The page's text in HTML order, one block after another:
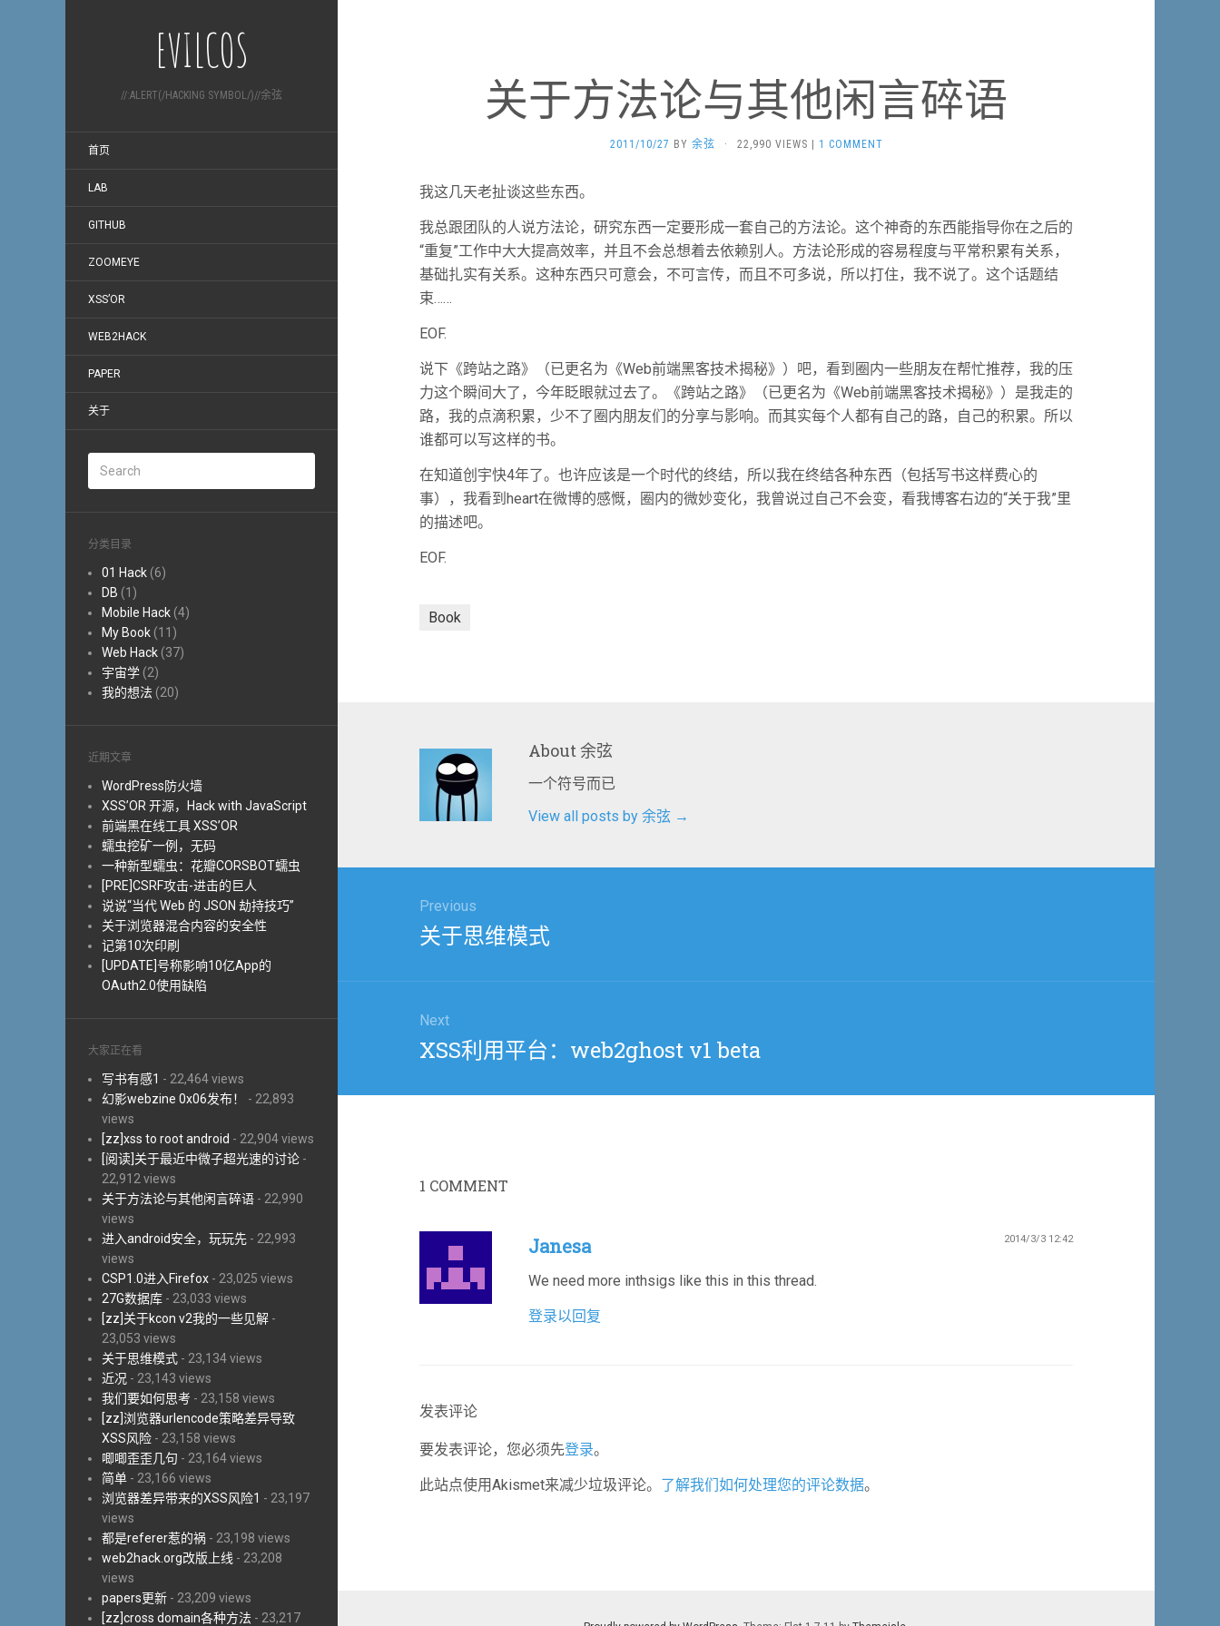
EVILCOS
//:ALERT(/HACKING SYMBOL/)//余弦
首页
LAB
GITHUB
ZOOMEYE
XSS’OR
WEB2HACK
PAPER
关于
分类目录
01 Hack (6)
DB (1)
Mobile Hack (4)
My Book (11)
Web Hack (37)
宇宙学 (2)
我的想法 (20)
近期文章
WordPress防火墙
XSS’OR 开源，Hack with JavaScript
前端黑在线工具 XSS’OR
蠕虫挖矿一例，无码
一种新型蠕虫：花瓣CORSBOT蠕虫
[PRE]CSRF攻击-进击的巨人
说说“当代 Web 的 JSON 劫持技巧”
关于浏览器混合内容的安全性
记第10次印刷
[UPDATE]号称影响10亿App的
OAuth2.0使用缺陷
大家正在看
写书有感1 - 22,464 views
幻影webzine 0x06发布！
- 22,893
views
[zz]xss to root android - 22,904 views
[阅读]关于最近中微子超光速的讨论 -
22,912 views
关于方法论与其他闲言碎语 - 22,990
views
进入android安全，玩玩先 - 22,993
views
CSP1.0进入Firefox - 23,025 views
27G数据库 - 23,033 views
[zz]关于kcon v2我的一些见解 -
23,053 views
关于思维模式 - 23,134 views
近况 - 23,143 views
我们要如何思考 - 23,158 views
[zz]浏览器urlencode策略差异导致
XSS风险 - 23,158 views
唧唧歪歪几句 - 23,164 views
简单 - 23,166 views
浏览器差异带来的XSS风险1 - 23,197
views
都是referer惹的祸 - 23,198 views
web2hack.org改版上线 - 23,208
views
papers更新 - 23,209 views
[zz]cross domain各种方法 - 23,217
关于方法论与其他闲言碎语
2011/10/27 BY 余弦 · 22,990 VIEWS 1 COMMENT
我这几天老扯谈这些东西。
我总跟团队的人说方法论，研究东西一定要形成一套自己的方法论。这个神奇的东西能指导你在之后的
“重复”工作中大大提高效率，并且不会总想着去依赖别人。方法论形成的容易程度与平常积累有关系，
基础扎实有关系。这种东西只可意会，不可言传，而且不可多说，所以打住，我不说了。这个话题结
束……
EOF.
说下《跨站之路》（已更名为《Web前端黑客技术揭秘》）吧，看到圈内一些朋友在帮忙推荐，我的压
力这个瞬间大了，今年眨眼就过去了。《跨站之路》（已更名为《Web前端黑客技术揭秘》）是我走的
路，我的点滴积累，少不了圈内朋友们的分享与影响。而其实每个人都有自己的路，自己的积累。所以
谁都可以写这样的书。
在知道创宇快4年了。也许应该是一个时代的终结，所以我在终结各种东西（包括写书这样费心的
事），我看到heart在微博的感慨，圈内的微妙变化，我曾说过自己不会变，看我博客右边的“关于我”里
的描述吧。
EOF.
Book
About余弦
一个符号而已
View all posts by 余弦 →
Previous
Previous
post:
关于思维模式
Next
Next
XSS利用平台：web2ghost v1 beta
1 COMMENT
Janesa 2014/3/3 12:42
We need more inthsigs like this in this thread.
登录以回复
发表评论
要发表评论，您必须先登录。
此站点使用Akismet来减少垃圾评论。 了解我们如何处理您的评论数据。